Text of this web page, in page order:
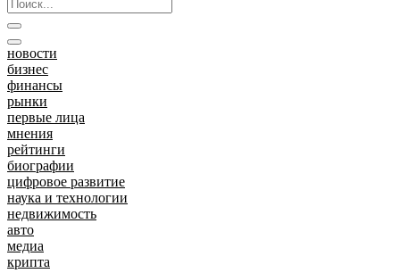
новости
бизнес
финансы
рынки
первые лица
мнения
рейтинги
биографии
цифровое развитие
наука и технологии
недвижимость
авто
медиа
крипта